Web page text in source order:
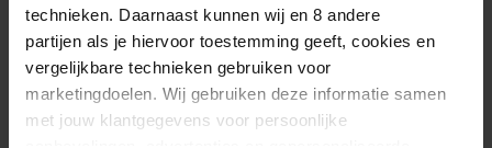
technieken. Daarnaast kunnen wij en 8 andere
partijen als je hiervoor toestemming geeft, cookies en
vergelijkbare technieken gebruiken voor
marketingdoelen. Wij gebruiken deze informatie samen
met jouw klantgegevens voor persoonlijke
€29.95
Vrijmibo speciaalbierpakket - incl.
glas
Aantal bieren: 12, 18, 24 of 48 stuks